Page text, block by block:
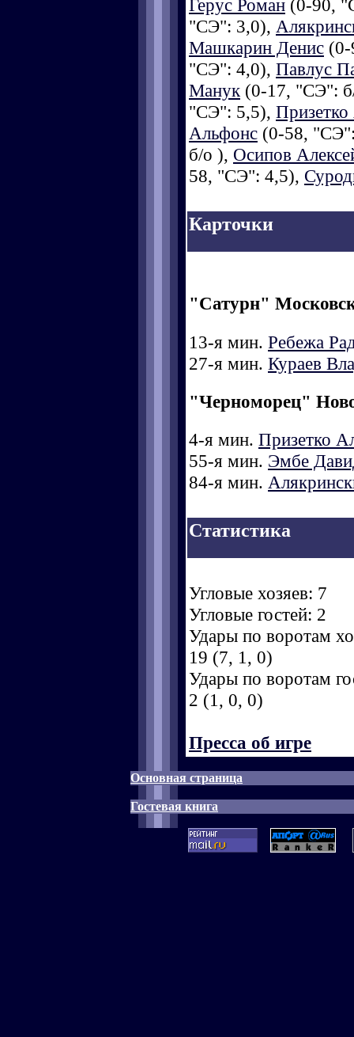
Герус Роман (0-90,
"СЭ": 3,0),
Машкарин Денис
"СЭ": 4,0), Павлус
Манук (0-17, "СЭ":
"СЭ": 5,5), Призетко
Альфонс (0-58,
б/о ), Осипов
58, "СЭ": 4,5),
Карточки
"Сатурн"
13-я мин. Ребежа
27-я мин. Кураев
"Черноморец"
4-я мин. Призетко
55-я мин. Эмбе
84-я мин.
Статистика
Угловые хозяев: 7
Угловые гостей: 2
Удары по воротам
19 (7, 1, 0)
Удары по воротам
2 (1, 0, 0)
Пресса об игре
Основная страница
Гостевая книга